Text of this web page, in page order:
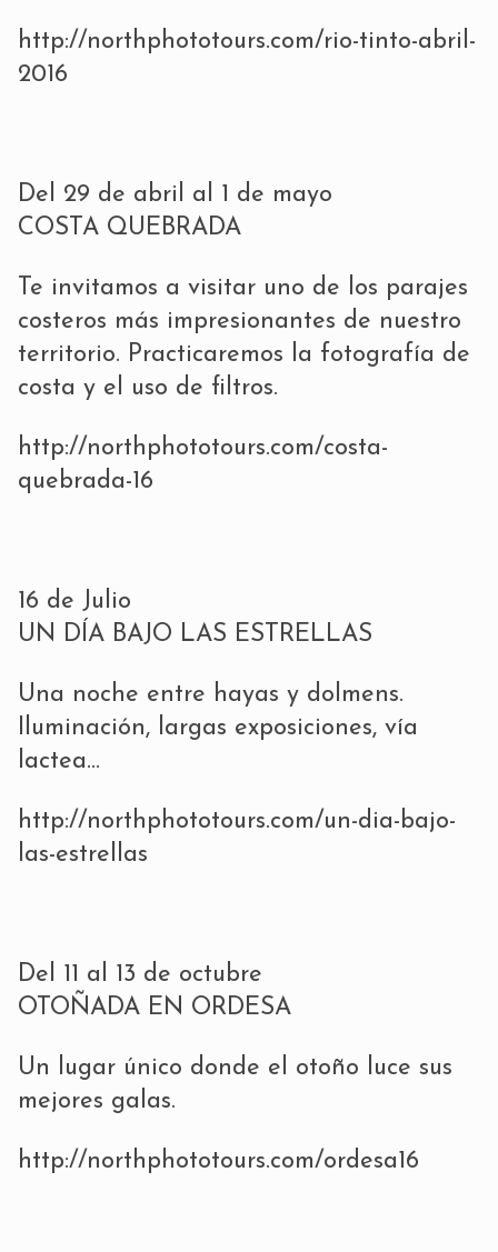
http://northphototours.com/rio-tinto-abril-
2016
Del 29 de abril al 1 de mayo
COSTA QUEBRADA
Te invitamos a visitar uno de los parajes
costeros más impresionantes de nuestro
territorio. Practicaremos la fotografía de
costa y el uso de filtros.
http://northphototours.com/costa-
quebrada-16
16 de Julio
UN DÍA BAJO LAS ESTRELLAS
Una noche entre hayas y dolmens.
Iluminación, largas exposiciones, vía
lactea…
http://northphototours.com/un-dia-bajo-
las-estrellas
Del 11 al 13 de octubre
OTOÑADA EN ORDESA
Un lugar único donde el otoño luce sus
mejores galas.
http://northphototours.com/ordesa16